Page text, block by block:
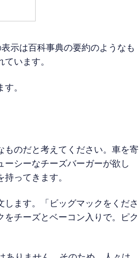
示は百科事典の要約のようなも
います。
。
ものだと考えてください。車を寄
シーなチーズバーガーが欲し
ってきます。
ます。「ビッグマックをくださ
チーズとベーコン入りで。ピク